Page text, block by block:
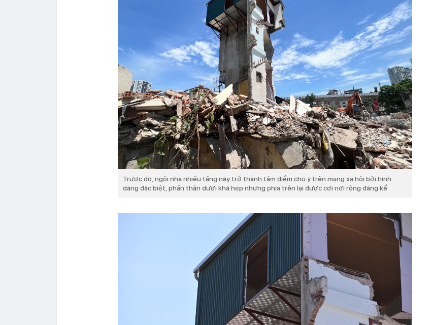
Trước đó, ngôi nhà nhiều tầng này trở thành tâm điểm chú ý trên mạng xã hội bởi hình
dáng đặc biệt, phần thân dưới khá hẹp nhưng phía trên lại được cơi nới rộng đáng kể